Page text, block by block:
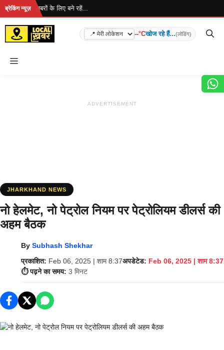
Skip
content
ब्रेकिंग न्यूज़
है... ताज़ा खबरों के लिए बने रहें...
--°Cखोज रहे हैं...(लोडिंग)
Menu
ADVERTISEMENT
JHARKHAND NEWS
नो हेलमेट, नो पेट्रोल नियम पर पेट्रोलियम डीलर्स की
अहम बैठक
By Subhash Shekhar
प्रकाशित: Feb 06, 2025 | शाम 8:37अपडेटेड: Feb 06, 2025 | शाम 8:37
⏱️ पढ़ने का समय: 3 मिनट